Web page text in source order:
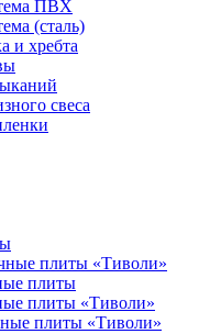
ПВХ
(сталь)
и хребта
свеса
плиты «Тиволи»
плиты
плиты «Тиволи»
плиты «Тиволи»